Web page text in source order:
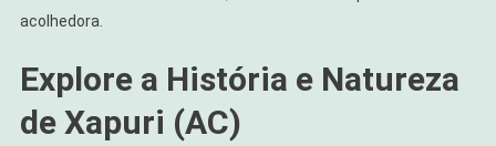
acolhedora.
Explore a História e Natureza
de Xapuri (AC)